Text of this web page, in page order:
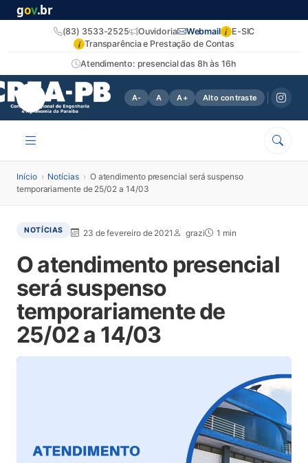
gov.br
Atendimento: presencial das 8h às 16h
(83) 3533-2525 Ouvidoria Webmail i E-SIC
i Transparência e Prestação de Contas
A- A A+ Alto contraste
Início › Notícias › O atendimento presencial será suspenso
temporariamente de 25/02 a 14/03
NOTÍCIAS 23 de fevereiro de 2021 grazi 1 min
O atendimento presencial
será suspenso
temporariamente de
25/02 a 14/03